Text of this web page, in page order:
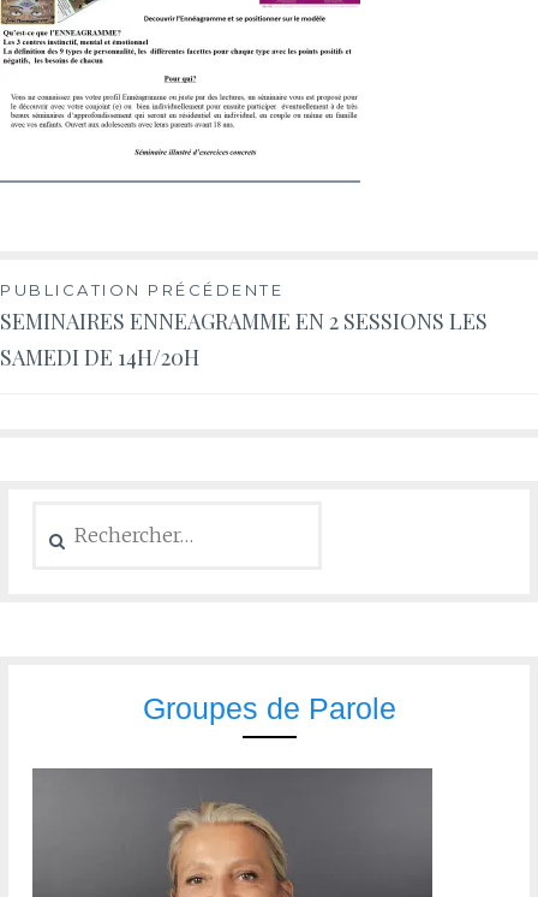
PUBLICATION PRÉCÉDENTE
SEMINAIRES ENNEAGRAMME EN 2 SESSIONS LES
SAMEDI DE 14H/20H
Groupes de Parole